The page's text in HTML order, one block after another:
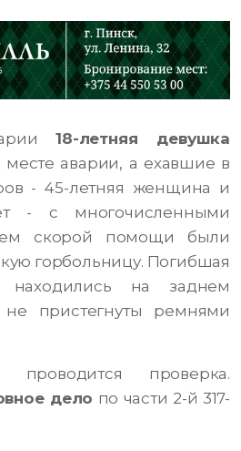
18-летняя девушка
аварии, а ехавшие в
- 45-летняя женщина и
- с многочисленными
скорой помощи были
горбольницу. Погибшая
находились на заднем
пристегнуты ремнями
проверка.
дело по части 2-й 317-